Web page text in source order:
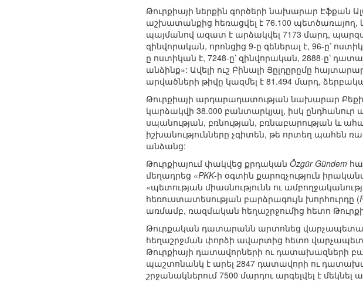
Թուրքիայի ներքին գործերի նախարար Էֆքան
աշխատանքից հեռացվել է 76.100 պետծառայող,
պայմանով ազատ է արձակվել 7173 մարդ,
զինվորական, որոնցից 9-ը գեներալ է, 96-ը՝
ը ոստիկան է, 7248-ը՝ զինվորական, 2888-ը՝
անձինք»: Ավելի ուշ Բինալի Յըլդըրըմը
արվածների թիվը կազմել է 81.494 մարդ,
Թուրքիայի արդարադատության նախարար
կարձակվի 38.000 բանտարկյալ, իսկ
սպանության, բռնության, բռնաբարության և
իշխանությունները չգիտեն, թե որտեղ պահեն
անձանց:
Թուրքիայում փակվեց քրդական Özgür Gündem
մեղադրեց «PKK-ի օգտին քարոզչություն
«պետության միասնությունն ու
հեռուստատեսության բարձրագույն խորհուրդը (
առմամբ, ռազմական հեղաշրջումից հետո
Թուրքական դատարանն արտոնեց
հեղաշրջման փորձի ավարտից հետո
Թուրքիայի դատավորների ու դատախազների
պաշտոնանկ է արել 2847 դատավորի ու
շրջանակներում 7500 մարդու արգելվել է մեկնել